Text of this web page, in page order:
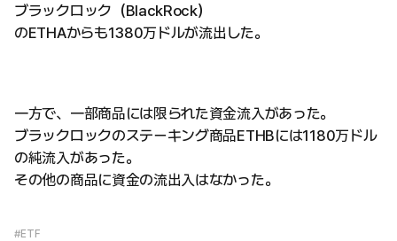
ブラックロック（BlackRock）
のETHAからも1380万ドルが流出した。
一方で、一部商品には限られた資金流入があった。
ブラックロックのステーキング商品ETHBには1180万ドル
の純流入があった。
その他の商品に資金の流出入はなかった。
#ETF